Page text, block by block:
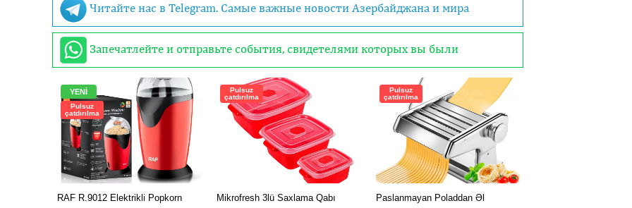
Читайте нас в Telegram. Самые важные новости Азербайджана и мира
Запечатлейте и отправьте события, свидетелями которых вы были